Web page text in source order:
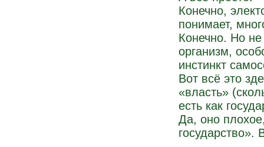
Конечно,
понимает,
Конечно. Но
организм,
инстинкт
Вот всё это
«власть»
есть как
Да, оно
государство».